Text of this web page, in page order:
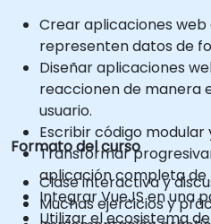
Crear aplicaciones
representen datos de
Diseñar aplicaciones
reaccionen de manera
usuario.
Escribir código modular
Transformar
aplicación completa de
Integrar VueJS en una
Utilizar el ecosistema
Formato del curso
Clase interactiva y
Muchas ejercicios y